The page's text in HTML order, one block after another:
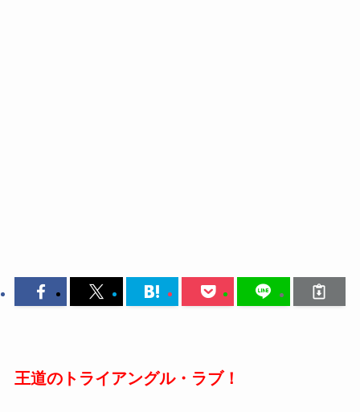
王道のトライアングル・ラブ！